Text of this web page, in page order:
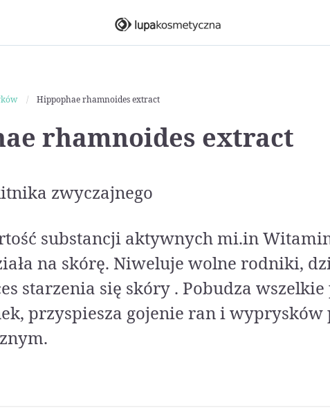
Hippophae rhamnoides extract
rhamnoides extract
zwyczajnego
substancji aktywnych mi.in
na skórę. Niweluje wolne rodniki,
starzenia się skóry . Pobudza wszelkie
przyspiesza gojenie ran i wyprysków